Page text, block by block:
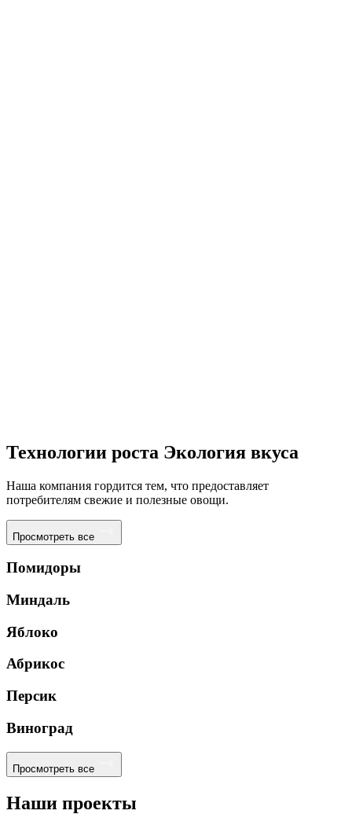
Технологии роста Экология вкуса
Наша компания гордится тем, что предоставляет
потребителям свежие и полезные овощи.
Просмотреть все
Помидоры
Миндаль
Яблоко
Абрикос
Персик
Виноград
Просмотреть все
Наши проекты